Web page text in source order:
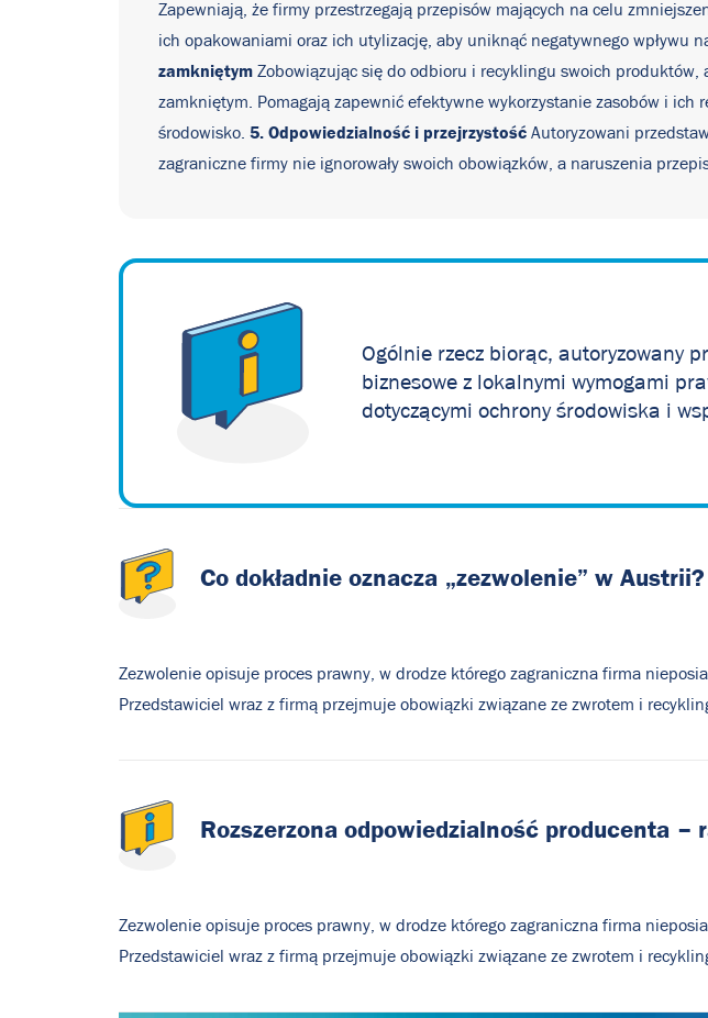
Zapewniają, że firmy przestrzegają przepisów mających na celu
ich opakowaniami oraz ich utylizację, aby uniknąć negatywnego wpływu
zamkniętym Zobowiązując się do odbioru i recyklingu swoich
zamkniętym. Pomagają zapewnić efektywne wykorzystanie zasobów i ich
środowisko. 5. Odpowiedzialność i przejrzystość Autoryzowani
zagraniczne firmy nie ignorowały swoich obowiązków, a naruszenia
Ogólnie rzecz biorąc, autoryzowany
biznesowe z lokalnymi wymogami
dotyczącymi ochrony środowiska i
Co dokładnie oznacza „zezwolenie” w Austrii?
Zezwolenie opisuje proces prawny, w drodze którego zagraniczna firma
Przedstawiciel wraz z firmą przejmuje obowiązki związane ze zwrotem i
Rozszerzona odpowiedzialność producenta –
Zezwolenie opisuje proces prawny, w drodze którego zagraniczna firma
Przedstawiciel wraz z firmą przejmuje obowiązki związane ze zwrotem i